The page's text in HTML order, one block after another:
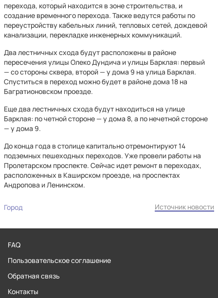
перехода, который находится в зоне строительства, и
создание временного перехода. Также ведутся работы по
переустройству кабельных линий, тепловых сетей, дождевой
канализации, перекладке инженерных коммуникаций.
Два лестничных схода будут расположены в районе
пересечения улицы Олеко Дундича и улицы Барклая: первый
— со стороны сквера, второй — у дома 9 на улица Барклая.
Спуститься в переход можно будет в районе дома 18 на
Багратионовском проезде.
Еще два лестничных схода будут находиться на улице
Барклая: по четной стороне — у дома 8, а по нечетной стороне
— у дома 9.
До конца года в столице капитально отремонтируют 14
подземных пешеходных переходов. Уже провели работы на
Пролетарском проспекте. Сейчас идет ремонт в переходах,
расположенных в Каширском проезде, на проспектах
Андропова и Ленинском.
Город Источник новости
FAQ
Пользовательское соглашение
Обратная связь
Контакты